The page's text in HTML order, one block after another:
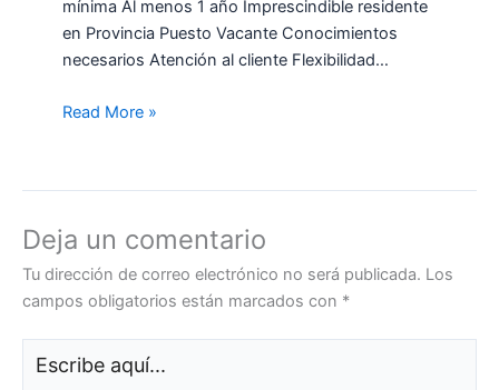
mínima Al menos 1 año Imprescindible residente
en Provincia Puesto Vacante Conocimientos
necesarios Atención al cliente Flexibilidad…
Read More »
Deja un comentario
Tu dirección de correo electrónico no será publicada. Los
campos obligatorios están marcados con *
aquí...